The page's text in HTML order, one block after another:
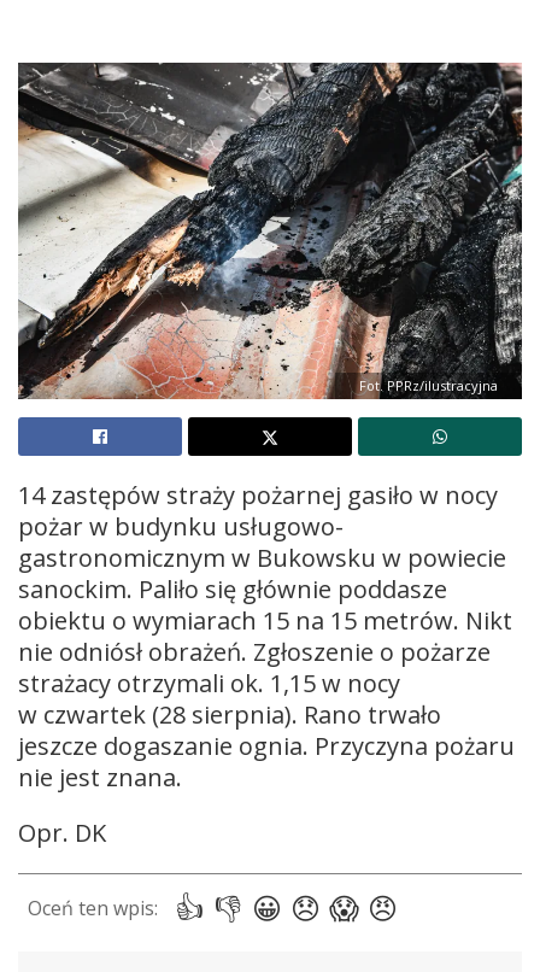
Fot. PPRz/ilustracyjna
14 zastępów straży pożarnej gasiło w nocy
pożar w budynku usługowo-
gastronomicznym w Bukowsku w powiecie
sanockim. Paliło się głównie poddasze
obiektu o wymiarach 15 na 15 metrów. Nikt
nie odniósł obrażeń. Zgłoszenie o pożarze
strażacy otrzymali ok. 1,15 w nocy
w czwartek (28 sierpnia). Rano trwało
jeszcze dogaszanie ognia. Przyczyna pożaru
nie jest znana.
Opr. DK